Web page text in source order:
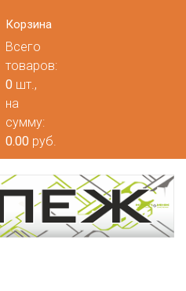
Корзина
Всего
товаров:
0 шт.,
на
сумму:
0.00 руб.